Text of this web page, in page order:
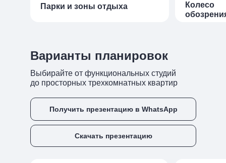
Колесо
Парки и зоны отдыха
Скачать презентацию
Получить презентацию в WhatsApp
Варианты планировок
Выбирайте от функциональных студий
до просторных трехкомнатных квартир